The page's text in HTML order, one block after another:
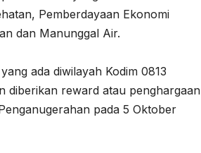
Pemberdayaan Ekonomi
dan Manunggal Air.
ada diwilayah Kodim 0813
diberikan reward atau penghargaan
pada 5 Oktober